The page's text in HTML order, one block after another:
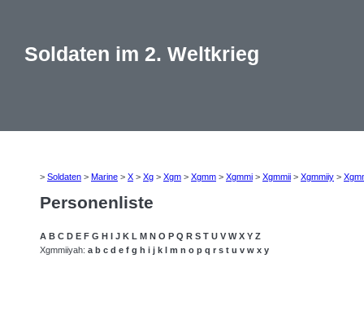
Soldaten im 2. Weltkrieg
> Soldaten > Marine > X > Xg > Xgm > Xgmm > Xgmmi > Xgmmii > Xgmmiiy >
Personenliste
A B C D E F G H I J K L M N O P Q R S T U V W X Y Z
Xgmmiiyah: a b c d e f g h i j k l m n o p q r s t u v w x y